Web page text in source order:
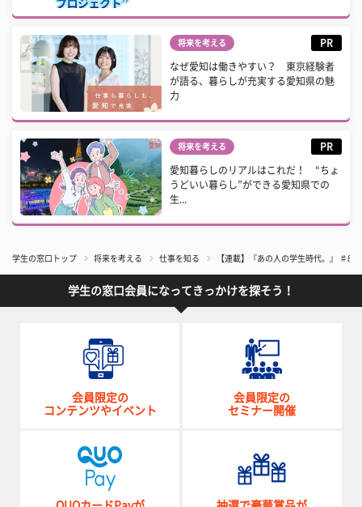
将来を考える PR
なぜ愛知は働きやすい？ 東京経験者
が語る、暮らしが充実する愛知県の魅
力
将来を考える PR
愛知暮らしのリアルはこれだ！ “ちょ
うどいい暮らし”ができる愛知県での
生...
学生の窓口トップ 将来を考える 仕事を知る 【連載】『あの人の学生時代。』 ♯8
学生の窓口会員になってきっかけを探そう！
会員限定の
コンテンツやイベント
会員限定の
セミナー開催